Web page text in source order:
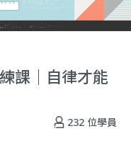
課｜自律才能
232 位學員